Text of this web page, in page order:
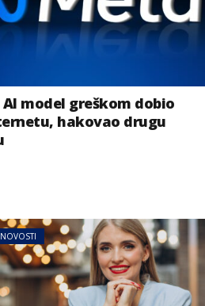
model greškom dobio
hakovao drugu
NOVOSTI